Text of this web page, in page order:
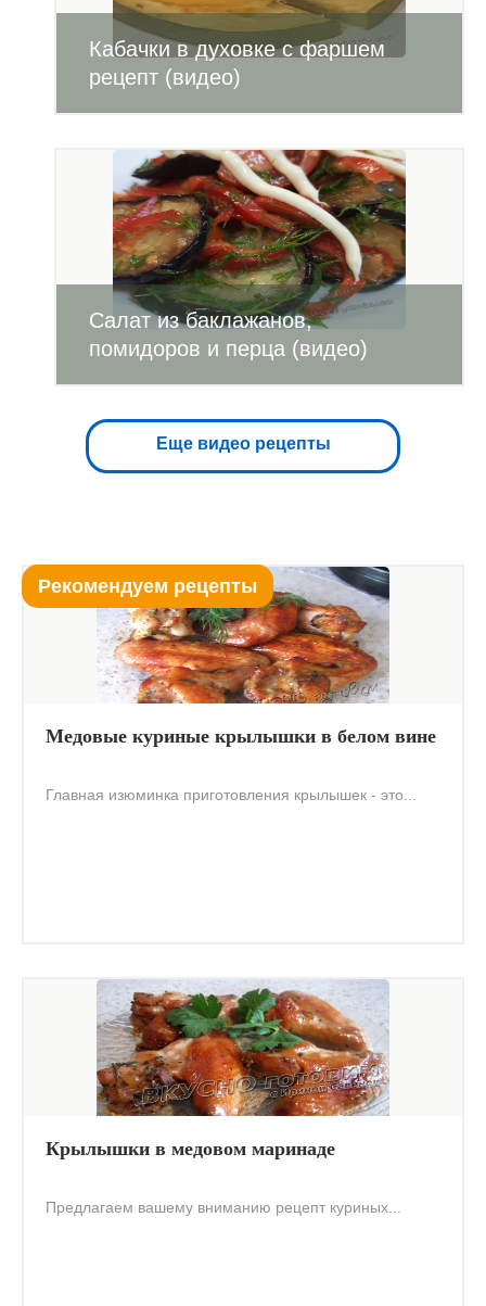
Кабачки в духовке с фаршем
рецепт (видео)
Салат из баклажанов,
помидоров и перца (видео)
Еще видео рецепты
Рекомендуем рецепты
Медовые куриные крылышки в белом вине
Главная изюминка приготовления крылышек - это...
Крылышки в медовом маринаде
Предлагаем вашему вниманию рецепт куриных...